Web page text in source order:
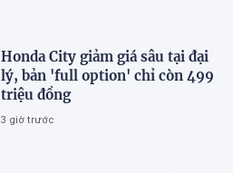
Honda City giảm giá sâu tại đại
lý, bản 'full option' chỉ còn 499
triệu đồng
3 giờ trước